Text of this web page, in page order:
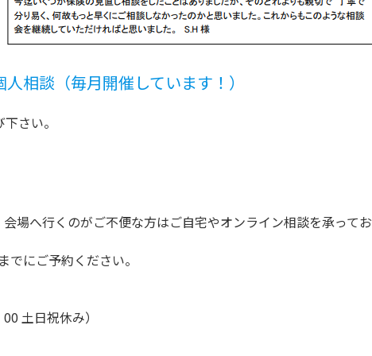
相談（毎月開催しています！）
さい。
場へ行くのがご不便な方はご自宅やオンライン相談を承って
にご予約ください。
土日祝休み）